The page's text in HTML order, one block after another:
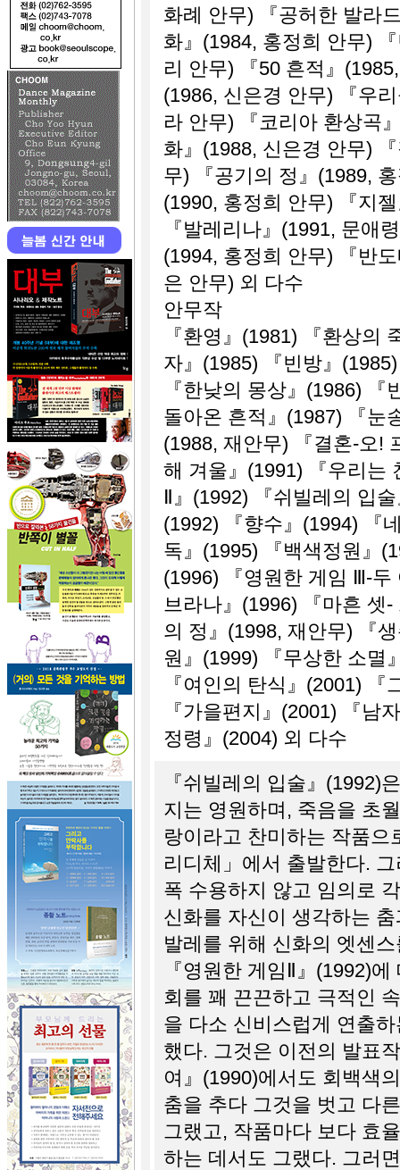
화례 안무) 『공허한 발라
화』(1984, 홍정희 안무)
리 안무) 『50 흔적』
(1986, 신은경 안무) 『우
라 안무) 『코리아 환상곡
화』(1988, 신은경 안무)
무) 『공기의 정』(1989,
(1990, 홍정희 안무) 『지
『발레리나』(1991, 문애
(1994, 홍정희 안무) 『반
은 안무) 외 다수
안무작
『환영』(1981) 『환상의
자』(1985) 『빈방』
『한낮의 몽상』(1986)
돌아온 흔적』(1987) 『눈
(1988, 재안무) 『결혼-오!
해 겨울』(1991) 『우리는
Ⅱ』(1992) 『쉬빌레의 입
(1992) 『향수』(1994) 『
독』(1995) 『백색정원』
(1996) 『영원한 게임 Ⅲ-
브라나』(1996) 『마흔 셋
의 정』(1998, 재안무) 『
원』(1999) 『무상한 소멸
『여인의 탄식』(2001)
『가을편지』(2001) 『남
정령』(2004) 외 다수
『쉬빌레의 입술』(1992)
지는 영원하며, 죽음을 초
랑이라고 찬미하는 작품
리디체」에서 출발한다.
폭 수용하지 않고 임의로
신화를 자신이 생각하는
발레를 위해 신화의 엣센
『영원한 게임Ⅱ』(1992)
회를 꽤 끈끈하고 극적인
을 다소 신비스럽게 연출
했다. 그것은 이전의 발표
여』(1990)에서도 회백색
춤을 추다 그것을 벗고 다
그랬고, 작품마다 보다 효
하는 데서도 그랬다. 그러